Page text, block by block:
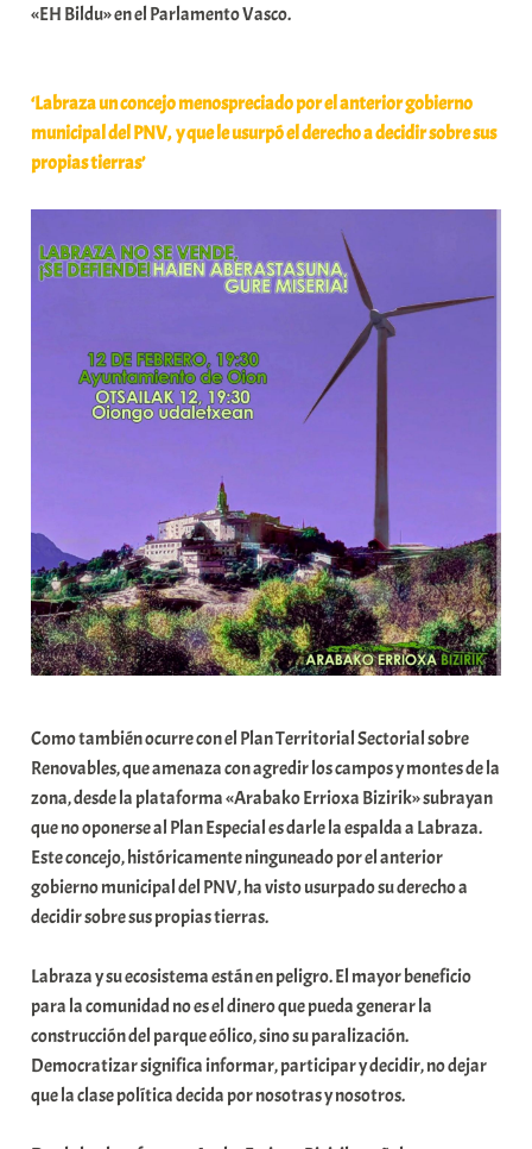
«EH Bildu» en el Parlamento Vasco.
‘Labraza un concejo menospreciado por el anterior gobierno
municipal del PNV, y que le usurpó el derecho a decidir sobre sus
propias tierras’
Como también ocurre con el Plan Territorial Sectorial sobre
Renovables, que amenaza con agredir los campos y montes de la
zona, desde la plataforma «Arabako Errioxa Bizirik» subrayan
que no oponerse al Plan Especial es darle la espalda a Labraza.
Este concejo, históricamente ninguneado por el anterior
gobierno municipal del PNV, ha visto usurpado su derecho a
decidir sobre sus propias tierras.
Labraza y su ecosistema están en peligro. El mayor beneficio
para la comunidad no es el dinero que pueda generar la
construcción del parque eólico, sino su paralización.
Democratizar significa informar, participar y decidir, no dejar
que la clase política decida por nosotras y nosotros.